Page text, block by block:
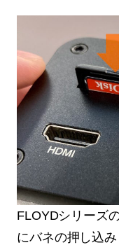
FLOYDシリーズ
にバネの押し込